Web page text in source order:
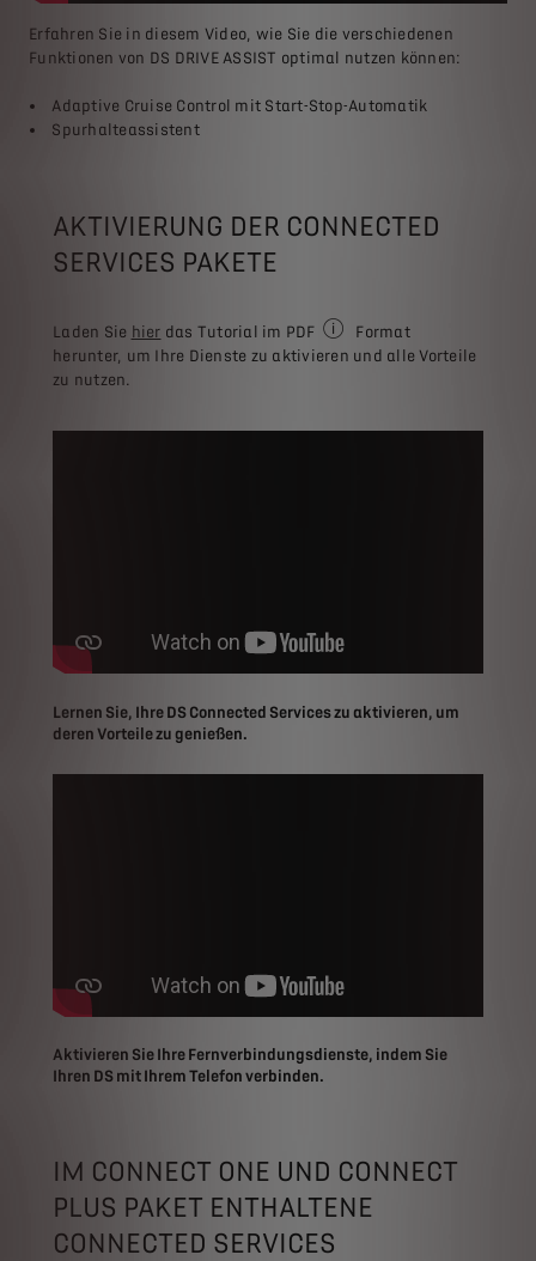
Erfahren Sie in diesem Video, wie Sie die verschiedenen
Funktionen von DS DRIVE ASSIST optimal nutzen können:
Adaptive Cruise Control mit Start-Stop-Automatik
Spurhalteassistent
AKTIVIERUNG DER CONNECTED
SERVICES PAKETE
Laden Sie hier das Tutorial im PDF
Erfordert eine PDF-Reader-
Format
herunter, um Ihre Dienste zu aktivieren und alle Vorteile
zu nutzen.
Lernen Sie, Ihre DS Connected Services zu aktivieren, um
deren Vorteile zu genießen.
Aktivieren Sie Ihre Fernverbindungsdienste, indem Sie
Ihren DS mit Ihrem Telefon verbinden.
IM CONNECT ONE UND CONNECT
PLUS PAKET ENTHALTENE
CONNECTED SERVICES